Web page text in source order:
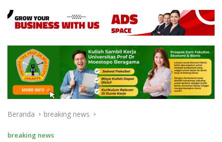
Beranda breaking news
breaking news